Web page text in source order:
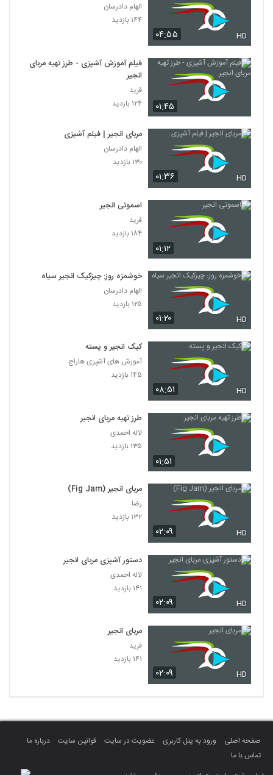
۰۴:۵۵ HD
الهام دادرسان
۱۴۴ بازدید
۰۱:۴۵
فیلم آموزش آشپزی - طرز تهیه مربای
انجیر
فرید
۱۲۴ بازدید
۰۱:۳۶ HD
مربای انجیر | فیلم آشپزی
الهام دادرسان
۱۳۰ بازدید
۰۱:۱۲
اسموتی انجیر
فرید
۱۸۴ بازدید
۰۱:۲۰ HD
خوشمزه روز: چیزکیک انجیر سیاه
الهام دادرسان
۱۲۵ بازدید
۰۸:۵۱ HD
کیک انجیر و پسته
آموزش های آشپزی هاراج
۱۴۵ بازدید
۰۱:۵۱
طرز تهیه مربای انجیر
لاله احمدی
۱۳۵ بازدید
۰۲:۰۹ HD
مربای انجیر (Fig Jam)
رضا
۱۳۲ بازدید
۰۲:۰۹ HD
دستور آشپزی مربای انجیر
لاله احمدی
۱۴۱ بازدید
۰۲:۰۹ HD
مربای انجیر
فرید
۱۴۱ بازدید
صفحه اصلی ورود به پنل کاربری عضویت در سایت قوانین سایت
درباره ما
تماس با ما